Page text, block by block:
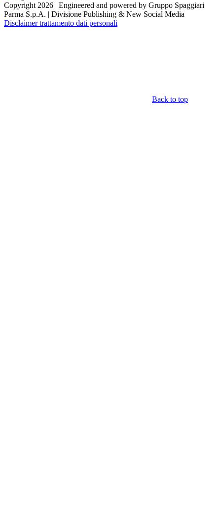
Copyright 2026 | Engineered and powered by Gruppo Spaggiari
Parma S.p.A. | Divisione Publishing & New Social Media
Disclaimer trattamento dati personali
Back to top